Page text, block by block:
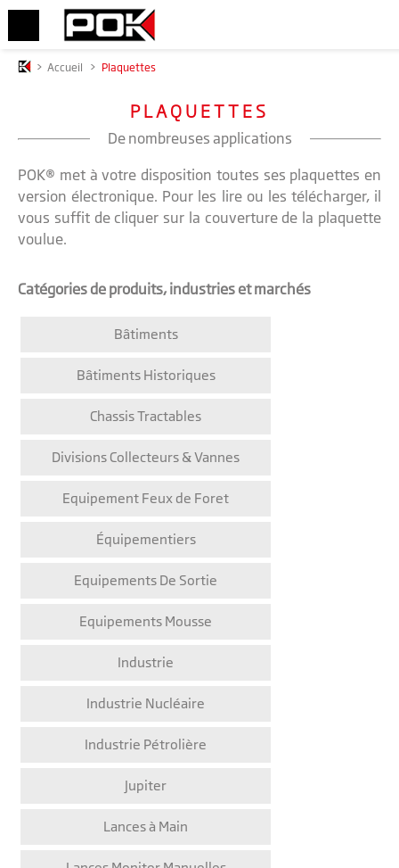
> Accueil > Plaquettes
PLAQUETTES
De nombreuses applications
POK® met à votre disposition toutes ses plaquettes en
version électronique. Pour les lire ou les télécharger, il
vous suffit de cliquer sur la couverture de la plaquette
voulue.
Catégories de produits, industries et marchés
Bâtiments
Bâtiments Historiques
Chassis Tractables
Divisions Collecteurs & Vannes
Equipement Feux de Foret
Équipementiers
Equipements De Sortie
Equipements Mousse
Industrie
Industrie Nucléaire
Industrie Pétrolière
Jupiter
Lances à Main